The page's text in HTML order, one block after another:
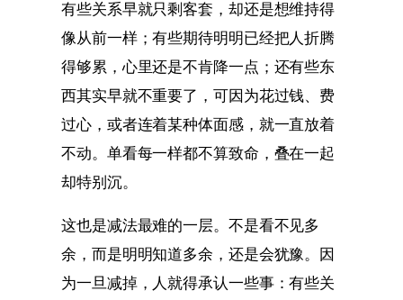
有些关系早就只剩客套，却还是想维持得
像从前一样；有些期待明明已经把人折腾
得够累，心里还是不肯降一点；还有些东
西其实早就不重要了，可因为花过钱、费
过心，或者连着某种体面感，就一直放着
不动。单看每一样都不算致命，叠在一起
却特别沉。
这也是减法最难的一层。不是看不见多
余，而是明明知道多余，还是会犹豫。因
为一旦减掉，人就得承认一些事：有些关